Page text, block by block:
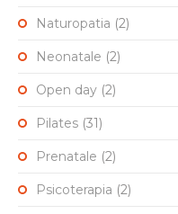
Naturopatia (2)
Neonatale (2)
Open day (2)
Pilates (31)
Prenatale (2)
Psicoterapia (2)